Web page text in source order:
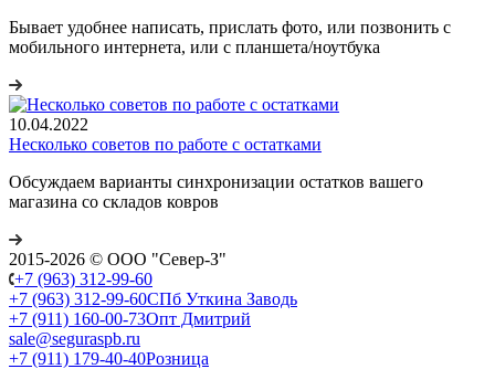
Бывает удобнее написать, прислать фото, или позвонить с
мобильного интернета, или с планшета/ноутбука
10.04.2022
Несколько советов по работе с остатками
Обсуждаем варианты синхронизации остатков вашего
магазина со складов ковров
2015-2026 © ООО "Север-З"
+7 (963) 312-99-60
+7 (963) 312-99-60СПб Уткина Заводь
+7 (911) 160-00-73Опт Дмитрий
sale@seguraspb.ru
+7 (911) 179-40-40Розница